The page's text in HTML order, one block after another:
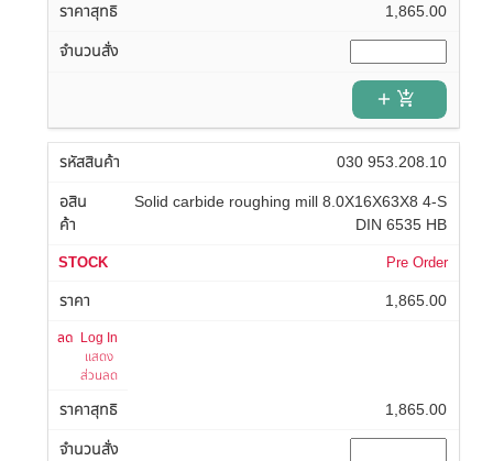
1,865.00
add_shopping_cart
030 953.208.10
Solid carbide roughing mill 8.0X16X63X8 4-S
DIN 6535 HB
Pre Order
1,865.00
Log In
แสดง
ส่วนลด
1,865.00